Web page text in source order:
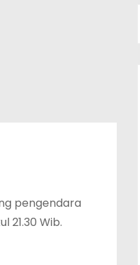
pengendara
21.30 Wib.